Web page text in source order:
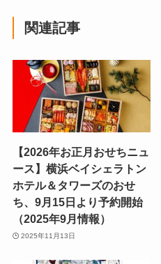
関連記事
【2026年お正月おせちニュ
ース】横浜ベイシェラトン
ホテル＆タワーズのおせ
ち、9月15日より予約開始
（2025年9月情報）
2025年11月13日